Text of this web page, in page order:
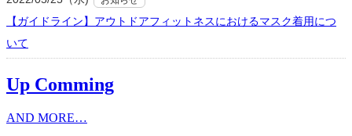
【ガイドライン】アウトドアフィットネスにおけるマスク着用につ
いて
Up Comming
AND MORE…